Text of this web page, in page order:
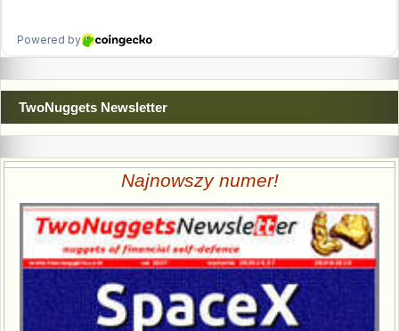
TwoNuggets Newsletter
Najnowszy numer!